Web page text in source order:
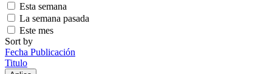
Esta semana
La semana pasada
Este mes
Sort by
Fecha Publicación
Titulo